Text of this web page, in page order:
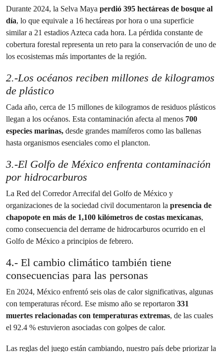
Durante 2024, la Selva Maya perdió 395 hectáreas de bosque al
día, lo que equivale a 16 hectáreas por hora o una superficie
similar a 21 estadios Azteca cada hora. La pérdida constante de
cobertura forestal representa un reto para la conservación de uno de
los ecosistemas más importantes de la región.
2.-Los océanos reciben millones de kilogramos
de plástico
Cada año, cerca de 15 millones de kilogramos de residuos plásticos
llegan a los océanos. Esta contaminación afecta al menos 700
especies marinas, desde grandes mamíferos como las ballenas
hasta organismos esenciales como el plancton.
3.-El Golfo de México enfrenta contaminación
por hidrocarburos
La Red del Corredor Arrecifal del Golfo de México y
organizaciones de la sociedad civil documentaron la presencia de
chapopote en más de 1,100 kilómetros de costas mexicanas,
como consecuencia del derrame de hidrocarburos ocurrido en el
Golfo de México a principios de febrero.
4.- El cambio climático también tiene
consecuencias para las personas
En 2024, México enfrentó seis olas de calor significativas, algunas
con temperaturas récord. Ese mismo año se reportaron 331
muertes relacionadas con temperaturas extremas, de las cuales
el 92.4 % estuvieron asociadas con golpes de calor.
Las reglas del juego están cambiando, nuestro país debe priorizar la